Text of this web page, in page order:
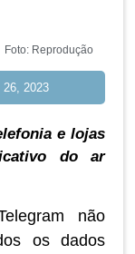
Foto: Reprodução
26, 2023
e lojas
do ar
não
os dados